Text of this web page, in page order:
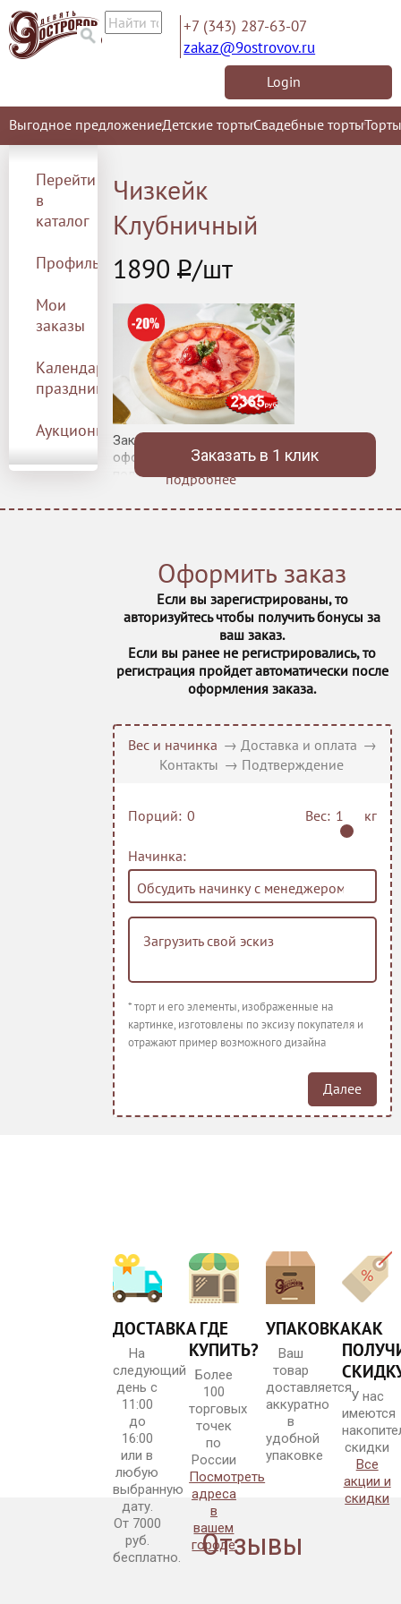
+7 (343) 287-63-07
zakaz@9ostrovov.ru
Login
Выгодное предложениеДетские тортыСвадебные торты
Перейти
в
каталог
Профиль
Мои
заказы
Календарь
праздников
Аукционы
Чизкейк
Клубничный
1890 Р/шт
Заказ необходимо
оформить за 3 дня до даты
получения.
Песочная корзинка с
нежным творожно-
* Скидка не суммируется с
другими скидками и
акциями!
подробнее
Заказать в 1 клик
Оформить заказ
Если вы зарегистрированы, то
авторизуйтесь чтобы получить бонусы за
ваш заказ.
Если вы ранее не регистрировались, то
регистрация пройдет автоматически после
оформления заказа.
Вес и начинка → Доставка и оплата →
Контакты → Подтверждение
Порций: Вес: кг
Начинка:
Загрузить свой эскиз
* торт и его элементы, изображенные на
картинке, изготовлены по эксизу покупателя и
отражают пример возможного дизайна
Далее
ДОСТАВКА
На
следующий
день с
11:00
до
16:00
или в
любую
выбранную
дату.
От 7000
руб.
бесплатно.
ГДЕ
КУПИТЬ?
Более
100
торговых
точек
по
России
Посмотреть
адреса
в
вашем
городе
УПАКОВКА
Ваш
товар
доставляется
аккуратно
в
удобной
упаковке
КАК
У нас
имеются
скидки
Все
акции и
скидки
Отзывы